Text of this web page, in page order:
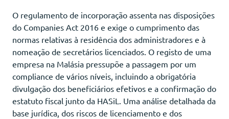
O regulamento de incorporação assenta nas disposições
do Companies Act 2016 e exige o cumprimento das
normas relativas à residência dos administradores e à
nomeação de secretários licenciados. O registo de uma
empresa na Malásia pressupõe a passagem por um
compliance de vários níveis, incluindo a obrigatória
divulgação dos beneficiários efetivos e a confirmação do
estatuto fiscal junto da HASiL. Uma análise detalhada da
base jurídica, dos riscos de licenciamento e dos